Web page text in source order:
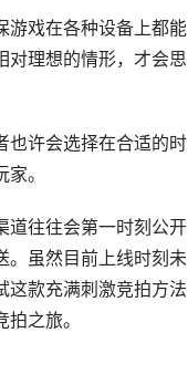
游戏在各种设备上都能
对理想的情形，才会思
也许会选择在合适的时
。
道往往会第一时刻公开
。虽然目前上线时刻未
这款充满刺激竞拍方法
之旅。